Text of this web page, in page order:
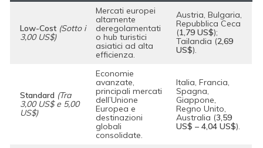
Low-Cost (Sotto i
3,00 US$)
Mercati europei
altamente
deregolamentati
o hub turistici
asiatici ad alta
efficienza.
Austria, Bulgaria,
Repubblica Ceca
(1,79 US$);
Tailandia (2,69
US$).
Standard (Tra
3,00 US$ e 5,00
US$)
Economie
avanzate,
principali mercati
dell’Unione
Europea e
destinazioni
globali
consolidate.
Italia, Francia,
Spagna,
Giappone,
Regno Unito,
Australia (3,59
US$ – 4,04 US$).